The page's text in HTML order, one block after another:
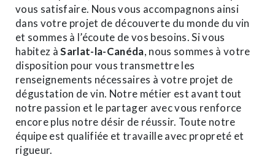
vous satisfaire. Nous vous accompagnons ainsi
dans votre projet de découverte du monde du vin
et sommes à l’écoute de vos besoins. Si vous
habitez àSarlat-la-Canéda, nous sommes à votre
disposition pour vous transmettre les
renseignements nécessaires à votre projet de
dégustation de vin. Notre métier est avant tout
notre passion et le partager avec vous renforce
encore plus notre désir de réussir. Toute notre
équipe est qualifiée et travaille avec propreté et
rigueur.